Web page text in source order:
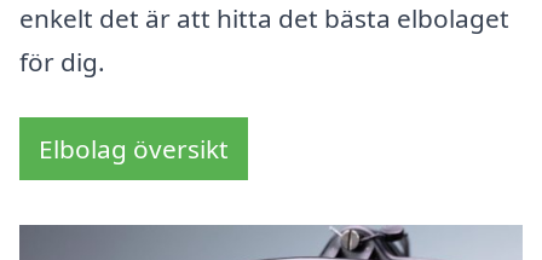
enkelt det är att hitta det bästa elbolaget
för dig.
Elbolag översikt